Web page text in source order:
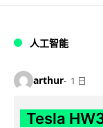
人工智能
arthur 1 日
Tesla